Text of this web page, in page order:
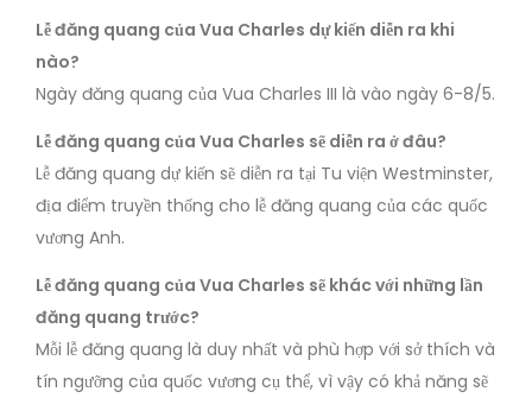
Lễ đăng quang của Vua Charles dự kiến diễn ra khi
nào?
Ngày đăng quang của Vua Charles III là vào ngày 6-8/5.
Lễ đăng quang của Vua Charles sẽ diễn ra ở đâu?
Lễ đăng quang dự kiến sẽ diễn ra tại Tu viện Westminster,
địa điểm truyền thống cho lễ đăng quang của các quốc
vương Anh.
Lễ đăng quang của Vua Charles sẽ khác với những lần
đăng quang trước?
Mỗi lễ đăng quang là duy nhất và phù hợp với sở thích và
tín ngưỡng của quốc vương cụ thể, vì vậy có khả năng sẽ